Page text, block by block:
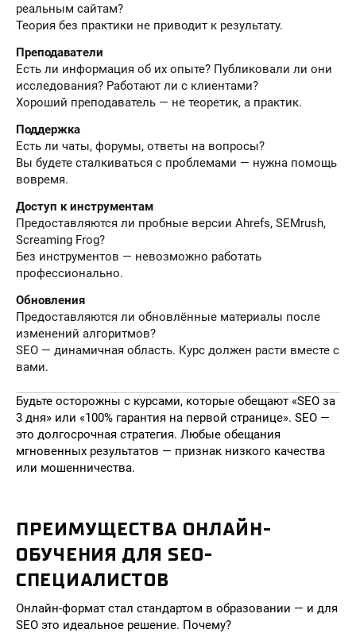
реальным сайтам?
Теория без практики не приводит к результату.
Преподаватели
Есть ли информация об их опыте? Публиковали ли они
исследования? Работают ли с клиентами?
Хороший преподаватель — не теоретик, а практик.
Поддержка
Есть ли чаты, форумы, ответы на вопросы?
Вы будете сталкиваться с проблемами — нужна помощь
вовремя.
Доступ к инструментам
Предоставляются ли пробные версии Ahrefs, SEMrush,
Screaming Frog?
Без инструментов — невозможно работать
профессионально.
Обновления
Предоставляются ли обновлённые материалы после
изменений алгоритмов?
SEO — динамичная область. Курс должен расти вместе с
вами.
Будьте осторожны с курсами, которые обещают «SEO за
3 дня» или «100% гарантия на первой странице». SEO —
это долгосрочная стратегия. Любые обещания
мгновенных результатов — признак низкого качества
или мошенничества.
ПРЕИМУЩЕСТВА ОНЛАЙН-
ОБУЧЕНИЯ ДЛЯ SEO-
СПЕЦИАЛИСТОВ
Онлайн-формат стал стандартом в образовании — и для
SEO это идеальное решение. Почему?